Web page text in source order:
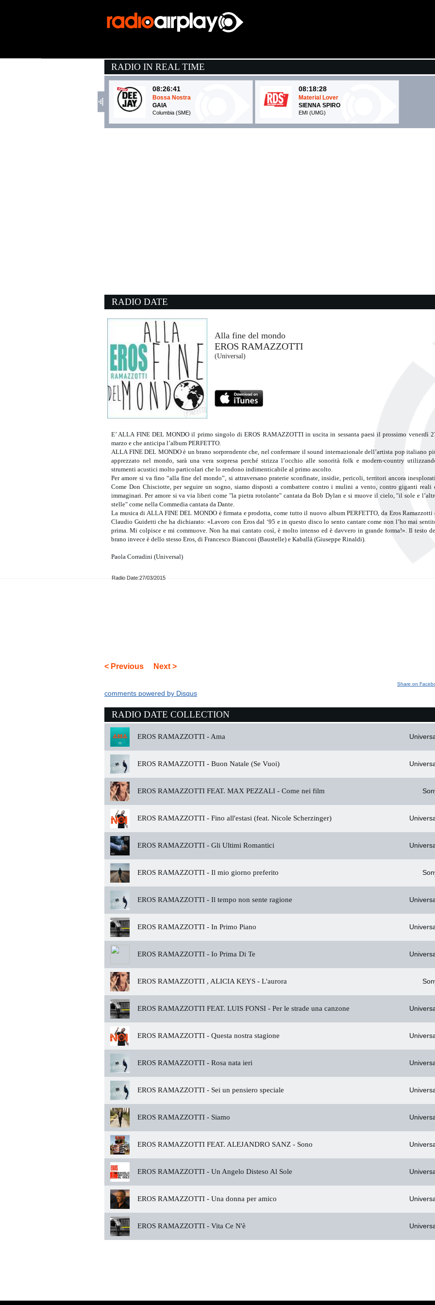
RADIO IN REAL TIME
08:26:41
Bossa Nostra
GAIA
Columbia (SME)
08:18:28
Material Lover
SIENNA SPIRO
EMI (UMG)
08:21:57
OZZY OSBOURNE FEAT. ...
Epic Records (SME)
08:18:52
Found Love
DOUBLE DEE FEAT. DANY
Irma Records (-)
08:24:03
RADIO DATE
Alla fine del mondo
EROS RAMAZZOTTI
(Universal)
E’ ALLA FINE DEL MONDO il primo singolo di EROS RAMAZZOTTI in uscita in sessanta paesi il prossimo venerdì
marzo e che anticipa l’album PERFETTO.
ALLA FINE DEL MONDO è un brano sorprendente che, nel confermare il sound internazionale dell’artista pop italiano
apprezzato nel mondo, sarà una vera sorpresa perché strizza l’occhio alle sonorità folk e modern-country
strumenti acustici molto particolari che lo rendono indimenticabile al primo ascolto.
Per amore si va fino “alla fine del mondo”, si attraversano praterie sconfinate, insidie, pericoli, territori ancora
Come Don Chisciotte, per seguire un sogno, siamo disposti a combattere contro i mulini a vento, contro giganti reali
immaginari. Per amore si va via liberi come "la pietra rotolante" cantata da Bob Dylan e si muove il cielo, "il sole e
stelle" come nella Commedia cantata da Dante.
La musica di ALLA FINE DEL MONDO è firmata e prodotta, come tutto il nuovo album PERFETTO, da Eros Ramazzotti
Claudio Guidetti che ha dichiarato: «Lavoro con Eros dal ‘95 e in questo disco lo sento cantare come non l’ho mai
prima. Mi colpisce e mi commuove. Non ha mai cantato così, è molto intenso ed è davvero in grande forma!». Il testo
brano invece è dello stesso Eros, di Francesco Bianconi (Baustelle) e Kaballà (Giuseppe Rinaldi).
Paola Corradini (Universal)
Radio Date:27/03/2015
< Previous Next >
Share on
comments powered by Disqus
RADIO DATE COLLECTION
EROS RAMAZZOTTI - Ama
EROS RAMAZZOTTI - Buon Natale (Se Vuoi)
EROS RAMAZZOTTI FEAT. MAX PEZZALI - Come nei film
EROS RAMAZZOTTI - Fino all'estasi (feat. Nicole Scherzinger)
EROS RAMAZZOTTI - Gli Ultimi Romantici
EROS RAMAZZOTTI - Il mio giorno preferito
EROS RAMAZZOTTI - Il tempo non sente ragione
EROS RAMAZZOTTI - In Primo Piano
EROS RAMAZZOTTI - Io Prima Di Te
EROS RAMAZZOTTI , ALICIA KEYS - L'aurora
EROS RAMAZZOTTI FEAT. LUIS FONSI - Per le strade una canzone
EROS RAMAZZOTTI - Questa nostra stagione
EROS RAMAZZOTTI - Rosa nata ieri
EROS RAMAZZOTTI - Sei un pensiero speciale
EROS RAMAZZOTTI - Siamo
EROS RAMAZZOTTI FEAT. ALEJANDRO SANZ - Sono
EROS RAMAZZOTTI - Un Angelo Disteso Al Sole
EROS RAMAZZOTTI - Una donna per amico
EROS RAMAZZOTTI - Vita Ce N'è